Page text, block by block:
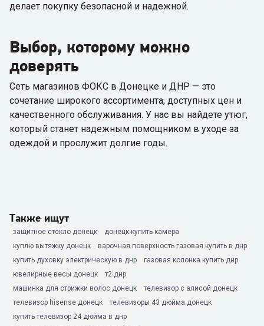
делает покупку безопасной и надежной.
Выбор, которому можно
доверять
Сеть магазинов ФОКС в Донецке и ДНР — это
сочетание широкого ассортимента, доступных цен и
качественного обслуживания. У нас вы найдете утюг,
который станет надежным помощником в уходе за
одеждой и прослужит долгие годы.
Также ищут
защитное стекло донецк
донецк купить камера
куплю вытяжку донецк
варочная поверхность газовая купить в днр
купить духовку электрическую в днр
газовая колонка купить днр
ювелирные весы донецк
т2 днр
машинка для стрижки волос донецк
телевизор с алисой донецк
телевизор hisense донецк
телевизоры 43 дюйма донецк
купить телевизор 24 дюйма в днр